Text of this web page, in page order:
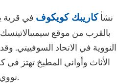
نشأكاريبك كويكوف في قرية
بالقرب من موقع
النووية في الاتحاد السوفييتي.
الأثاث وأواني المطبخ تهتز في
نووي تجريبي خلال طفولته.